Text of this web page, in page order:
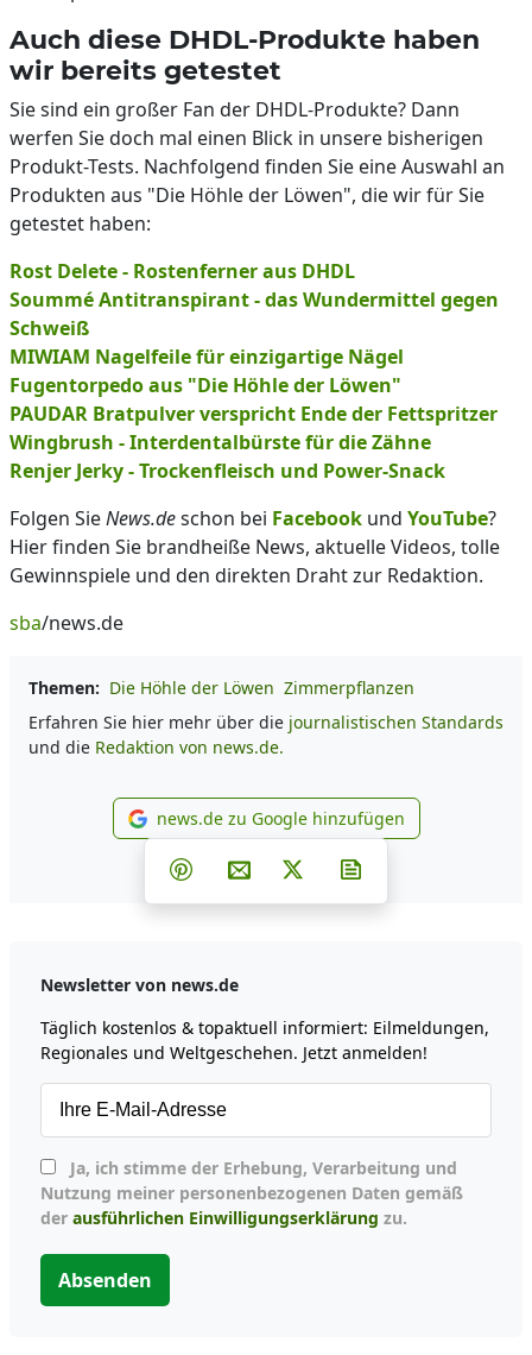
Auch diese DHDL-Produkte haben
wir bereits getestet
Sie sind ein großer Fan der DHDL-Produkte? Dann
werfen Sie doch mal einen Blick in unsere bisherigen
Produkt-Tests. Nachfolgend finden Sie eine Auswahl an
Produkten aus "Die Höhle der Löwen", die wir für Sie
getestet haben:
Rost Delete - Rostenferner aus DHDL
Soummé Antitranspirant - das Wundermittel gegen
Schweiß
MIWIAM Nagelfeile für einzigartige Nägel
Fugentorpedo aus "Die Höhle der Löwen"
PAUDAR Bratpulver verspricht Ende der Fettspritzer
Wingbrush - Interdentalbürste für die Zähne
Renjer Jerky - Trockenfleisch und Power-Snack
Folgen SieNews.deschon bei Facebook und YouTube?
Hier finden Sie brandheiße News, aktuelle Videos, tolle
Gewinnspiele und den direkten Draht zur Redaktion.
sba/news.de
Themen: Die Höhle der Löwen Zimmerpflanzen
Erfahren Sie hier mehr über die journalistischen Standards
und die Redaktion von news.de.
news.de zu Google
news.de zu Google hinzufügen
Teilen auf Facebook
Teilen auf Whatsapp
Teilen auf Telegram
Teilen auf Pinterest
Per E-Mail teilen
Post auf X
Newsletter von news.de
Täglich kostenlos & topaktuell informiert: Eilmeldungen,
Regionales und Weltgeschehen. Jetzt anmelden!
Nutzung meiner personenbezogenen Daten gemäß
der ausführlichen Einwilligungserklärung zu.
Absenden